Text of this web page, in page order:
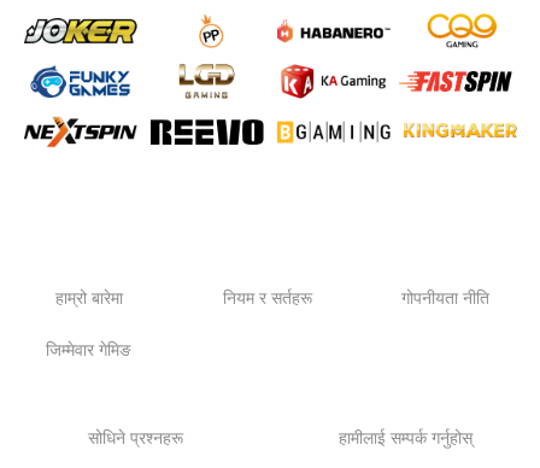
हाम्रो बारेमा नियम र सर्तहरू गोपनीयता नीति
जिम्मेवार गेमिङ
सोधिने प्रश्नहरू हामीलाई सम्पर्क गर्नुहोस्